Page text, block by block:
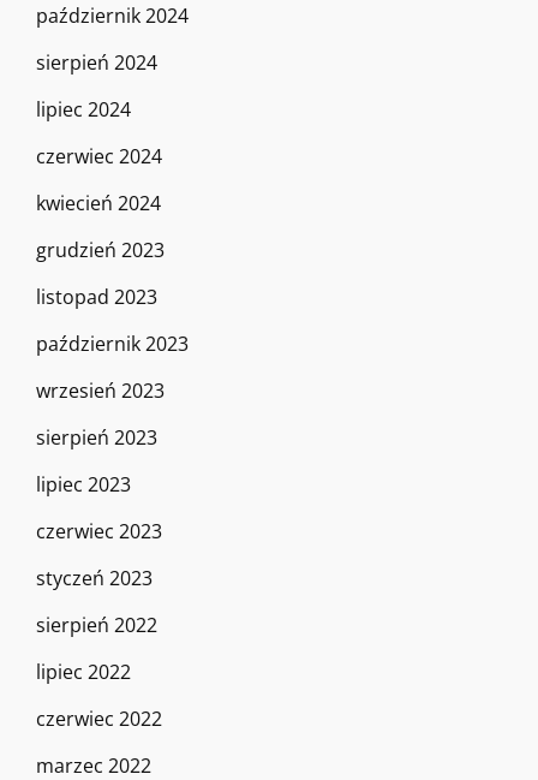
październik 2024
sierpień 2024
lipiec 2024
czerwiec 2024
kwiecień 2024
grudzień 2023
listopad 2023
październik 2023
wrzesień 2023
sierpień 2023
lipiec 2023
czerwiec 2023
styczeń 2023
sierpień 2022
lipiec 2022
czerwiec 2022
marzec 2022